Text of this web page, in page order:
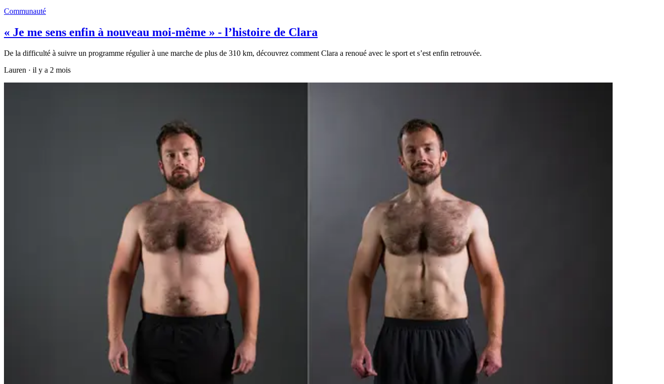
Communauté
« Je me sens enfin à nouveau moi-même » - l’histoire de Clara
De la difficulté à suivre un programme régulier à une marche de plus de 310 km, découvrez comment Clara a renoué avec le sport et s’est enfin retrouvée.
Lauren · il y a 2 mois